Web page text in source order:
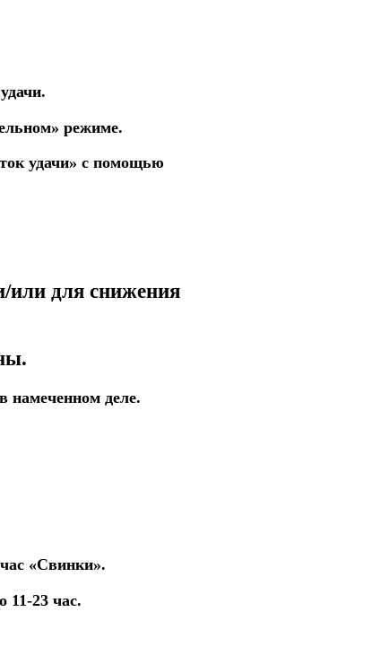
режиме.
удачи» с помощью
или для снижения
намеченном деле.
«Свинки».
11-23 час.